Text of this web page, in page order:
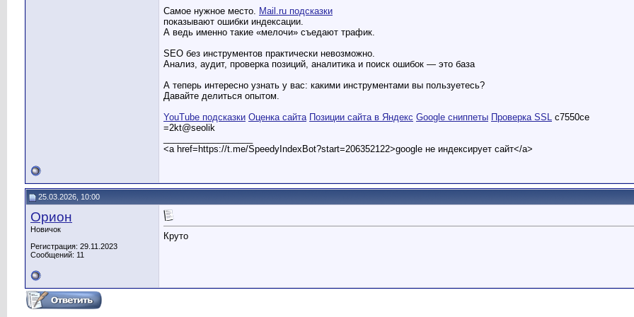
Самое нужное место. Mail.ru подсказки
показывают ошибки индексации.
А ведь именно такие «мелочи» съедают трафик.
SEO без инструментов практически невозможно.
Анализ, аудит, проверка позиций, аналитика и поиск ошибок — это база
А теперь интересно узнать у вас: какими инструментами вы пользуетесь?
Давайте делиться опытом.
YouTube подсказки Оценка сайта Позиции сайта в Яндекс Google сниппеты Проверка SSL c7550ce
=2kt@seolik
<a href=https://t.me/SpeedyIndexBot?start=206352122>google не индексирует сайт</a>
25.03.2026, 10:00
Орион
Новичок
Регистрация: 29.11.2023
Сообщений: 11
Круто